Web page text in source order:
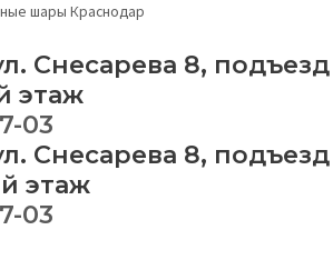
шары Краснодар
Снесарева 8, подъезд
этаж
03
Снесарева 8, подъезд
этаж
03